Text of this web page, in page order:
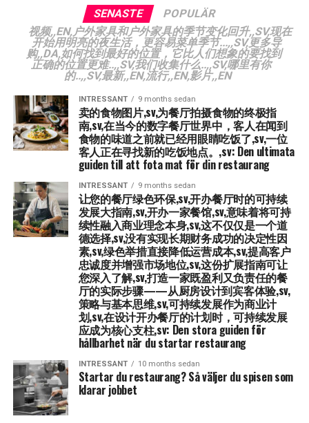
收入有关的所有这些费用,sv,经过深思熟虑的财务计划可以
帮助您确定特定房间在您的餐厅是否可持续可持续,sv,祝您
当地好运,sv.
9. Buffert för Oförutsedda Utgifter: Det är alltid bra att
uppstå.
10. Exit-kostnader: Om saker inte går som planerat, eller
om du bestämmer dig för att flytta, kan det finnas
kostnader associerade med att bryta hyresavtalet.
Det är viktigt att noggrant utvärdera alla dessa
kostnader i förhållande till din budget och dina
förväntade intäkter. En genomtänkt finansiell plan kan
hjälpa dig att avgöra om en specifik lokal är ekonomiskt
hållbar för din restaurang.
Lycka till med din lokal!
RELATERADE ARTIKLAR:
NÄSTA
Från sommarsol till höstmys
未使用区域或安静时间关闭和关闭风扇,sv,• 冷室优化,sv,
检查冰箱门上的垫圈,sv,冷冻室很紧张,sv,实际例子,sv,密封
件破损会导致压缩机工作强度加倍,sv,这大大增加了电力消
耗,sv,• 纪律,ms. Erbjud alternativa, hållbara skaldjur som
musslor, som har en positiv inverkan på havsmiljön.
4. Drift och Service: Energisnåla Rutiner
Dagliga rutiner och serviceflödet måste vara
energieffektivt.
Optimera El och Värme
• Zonindelning: Dela upp belysning och ventilation i
olika zoner. Se till att personalen släcker och stänger av
fläktar i outnyttjade delar av restaurangen eller under
lugnare tider.
• Kylrumsoptimering: Kontrollera att packningar på
dörrar till kyl- och frysrum är täta. Praktiskt Exempel:
En trasig tätning kan leda till att kompressorn måste
arbeta dubbelt så hårt, vilket drastiskt ökar
elförbrukningen.
• Diskrutiner: 仅在洗碗机装满时使用洗碗机,sv,使用生态
计划（如果有）,sv,水管理,sv,• 节约用水的例子,sv,在厨房
En välorganiserad restaurang fungerar smidigare, vilket
leder till nöjdare personal och bättre service. Att
optimera arbetsflöden,implementera smart teknik och
ha en tydlig arbetsfördelning kan spara både tid och
En restaurang i Stockholm hade alltid långa köer vid
kassan. De löste det genom att införa digitala
bordsbeställningar via QR-koder, vilket minskade
väntetiden och ökade antalet beställningar per bord.
Genom att ta bort onödiga moment och låta gästerna
beställa själva kunde personalen fokusera mer på service
och upplevelse.
Andra sätt att effektivisera verksamheten kan vara att
ha en genomtänkt kökslayout, optimera
schemaläggning för att alltid ha rätt antal personer på
plats, och att regelbundet uppdatera lagersystemet för
att undvika brist på viktiga varor.
Marknadsföring – Så lockar du fler gäster
En bra restaurang behöver gäster för att överleva. För
att locka nya kunder och behålla befintliga måste du ha
en stark närvaro både online och offline.
以预防问题,sv,自我控制的另一个重要步骤是记录所有例程
和检查,sv,这不仅是为了你自己,sv. Samt att eventuell
mattransporthåller rätt standard. Att ha en
välfungerande egenkontroll innebär att du som
ansvarig håller ett vakande öga över alla delar av
verksamheten. Du ser till att följa upp regler, hålla
rutiner och säkerställa att allt flyter på enligt
lagstiftningen. Med andra ord – du förebygger problem
innan de hinner uppstå!
Ett annat viktigt moment inom egenkontroll är att
dokumentera alla rutiner och kontroller. Detta är inte
bara för din egen skull, 而且还向监督当局表明您正在控制
情况，并且企业符合所有规则和法规,sv,良好的自我控制计
划对于通过检查而没有任何问题可能至关重要,sv,为什么自
我控制如此重要,sv,自我控制是经营餐厅的核心部分的原因
有几个,sv,首先，这是一个法律要求 - 根据《食品法》，所
有餐馆都必须制定自我控制计划,sv,但是除了这是必需
的,sv,当然，如果您想要一家对客人和员工都安全的餐厅，
这当然也很重要,sv. En bra egenkontrollplan kan vara
avgörande när det kommer till att klara en inspektion
utan problem.
Varför är egenkontroll så viktigt? Det finns flera
anledningar till varför egenkontroll är en central del av
SENASTE
POPULÄR
视频,,EN,户外家具和户外家具的季节变化回升,,SV,现在
开始用明亮的夜生活，更容易菜单季节...,,SV,更多导
购,,DA,如何找到最好的位置，它比人们想象的要找到
正确的位置更难..,,SV,我们收集什么..,,SV,哪里有你
的..,,SV,最新,,EN,流行,,EN,影片,,EN
INTRESSANT 9 months sedan
卖的食物图片,sv,为餐厅拍摄食物的终极指
南,sv,在当今的数字餐厅世界中，客人在闻到
食物的味道之前就已经用眼睛吃饭了,sv,一位
客人正在寻找新的吃饭地点。,sv: Den ultimata
guiden till att fota mat för din restaurang
INTRESSANT 9 months sedan
让您的餐厅绿色环保,sv,开办餐厅时的可持续
发展大指南,sv,开办一家餐馆,sv,意味着将可持
续性融入商业理念本身,sv,这不仅仅是一个道
德选择,sv,没有实现长期财务成功的决定性因
素,sv,绿色举措直接降低运营成本,sv,提高客户
忠诚度并增强市场地位,sv,这份扩展指南可让
您深入了解,sv,打造一家既盈利又负责任的餐
厅的实际步骤——从厨房设计到宾客体验,sv,
策略与基本思维,sv,可持续发展作为商业计
划,sv,在设计开办餐厅的计划时，可持续发展
应成为核心支柱,sv: Den stora guiden för
hållbarhet när du startar restaurang
INTRESSANT 10 months sedan
Startar du restaurang? Så väljer du spisen som
klarar jobbet